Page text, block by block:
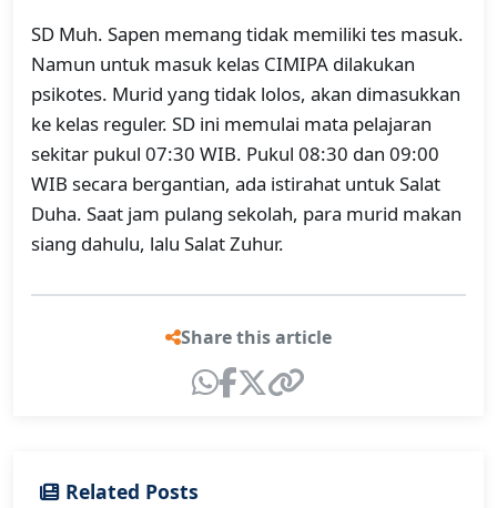
SD Muh. Sapen memang tidak memiliki tes masuk.
Namun untuk masuk kelas CIMIPA dilakukan
psikotes. Murid yang tidak lolos, akan dimasukkan
ke kelas reguler. SD ini memulai mata pelajaran
sekitar pukul 07:30 WIB. Pukul 08:30 dan 09:00
WIB secara bergantian, ada istirahat untuk Salat
Duha. Saat jam pulang sekolah, para murid makan
siang dahulu, lalu Salat Zuhur.
Share this article
Related Posts